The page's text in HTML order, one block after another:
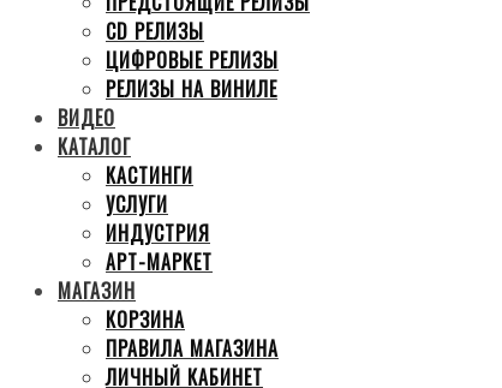
CD РЕЛИЗЫ
ЦИФРОВЫЕ РЕЛИЗЫ
РЕЛИЗЫ НА ВИНИЛЕ
ВИДЕО
КАТАЛОГ
КАСТИНГИ
УСЛУГИ
ИНДУСТРИЯ
АРТ-МАРКЕТ
МАГАЗИН
КОРЗИНА
ПРАВИЛА МАГАЗИНА
ЛИЧНЫЙ КАБИНЕТ